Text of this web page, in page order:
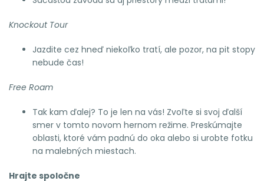
Knockout Tour
Jazdite cez hneď niekoľko tratí, ale pozor, na pit stopy
nebude čas!
Free Roam
Tak kam ďalej? To je len na vás! Zvoľte si svoj ďalší
smer v tomto novom hernom režime. Preskúmajte
oblasti, ktoré vám padnú do oka alebo si urobte fotku
na malebných miestach.
Hrajte spoločne